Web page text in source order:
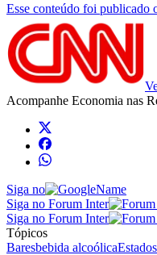
Esse conteúdo foi publicado
Acompanhe Economia nas
Siga no
Siga no Forum Inter
Siga no Forum Inter
Tópicos
Baresbebida alcoólica